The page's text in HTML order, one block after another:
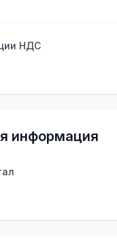
НДС
информация